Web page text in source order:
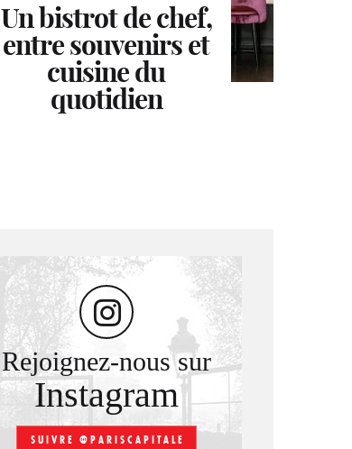
Un bistrot de chef,
entre souvenirs et
cuisine du
quotidien
BISTROT
Le nouveau récit
gourmand de
Charles Boixel
Rejoignez-nous sur
Instagram
SUIVRE @PARISCAPITALE